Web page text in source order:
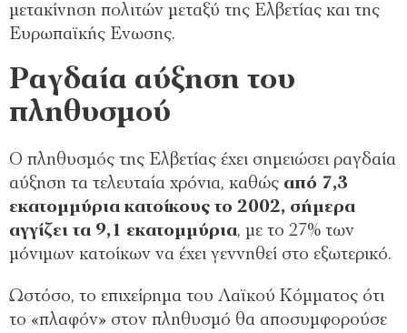
μετακίνηση πολιτών μεταξύ της Ελβετίας και της
Ευρωπαϊκής Ενωσης.
Ραγδαία αύξηση του
πληθυσμού
Ο πληθυσμός της Ελβετίας έχει σημειώσει ραγδαία
αύξηση τα τελευταία χρόνια, καθώς από 7,3
εκατομμύρια κατοίκους το 2002, σήμερα
αγγίζει τα 9,1 εκατομμύρια, με το 27% των
μόνιμων κατοίκων να έχει γεννηθεί στο εξωτερικό.
Ωστόσο, το επιχείρημα του Λαϊκού Κόμματος ότι
το «πλαφόν» στον πληθυσμό θα αποσυμφορούσε